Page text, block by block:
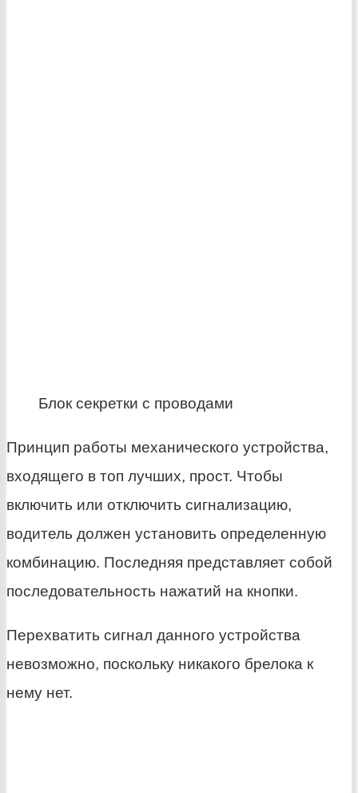
Блок секретки с проводами
Принцип работы механического устройства,
входящего в топ лучших, прост. Чтобы
включить или отключить сигнализацию,
водитель должен установить определенную
комбинацию. Последняя представляет собой
последовательность нажатий на кнопки.
Перехватить сигнал данного устройства
невозможно, поскольку никакого брелока к
нему нет.